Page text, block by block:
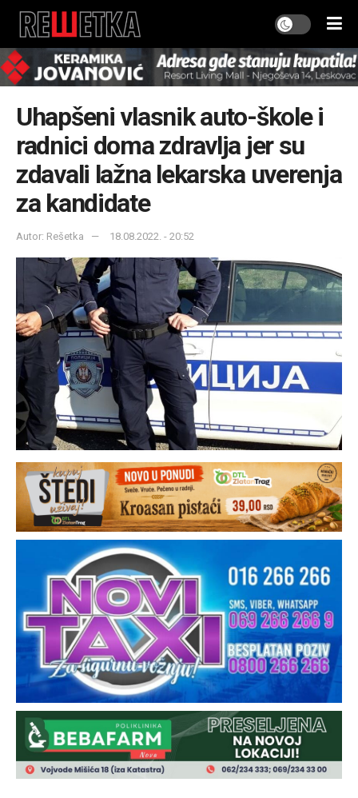
Uhapšeni vlasnik auto-škole i
radnici doma zdravlja jer su
zdavali lažna lekarska uverenja
za kandidate
Autor: Rešetka 18.08.2022. - 20:52